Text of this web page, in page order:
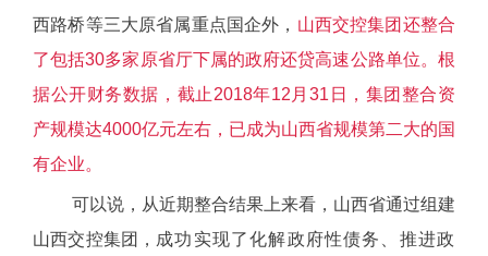
西路桥等三大原省属重点国企外， 山西交控集团还整合
了包括30多家原省厅下属的政府还贷高速公路单位。根
据公开财务数据，截止2018年12月31日，集团整合资
产规模达4000亿元左右，已成为山西省规模第二大的国
有企业。
可以说，从近期整合结果上来看，山西省通过组建
山西交控集团， 成功实现了化解政府性债务、推进政